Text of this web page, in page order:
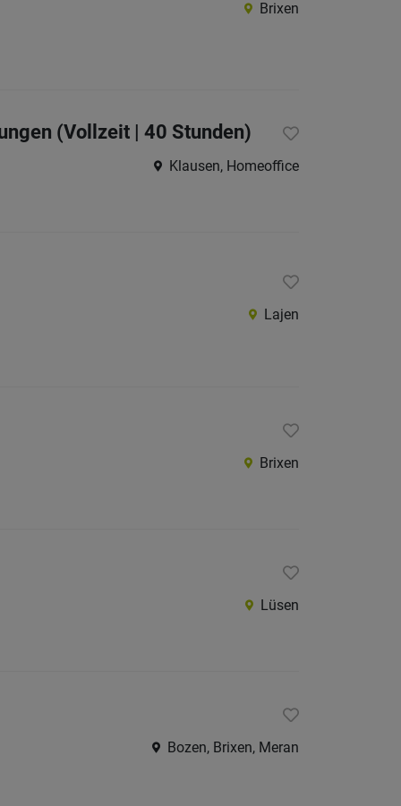
Brixen
(Vollzeit | 40 Stunden)
Klausen, Homeoffice
Lajen
Brixen
Lüsen
Bozen, Brixen, Meran
Als Jobfinder